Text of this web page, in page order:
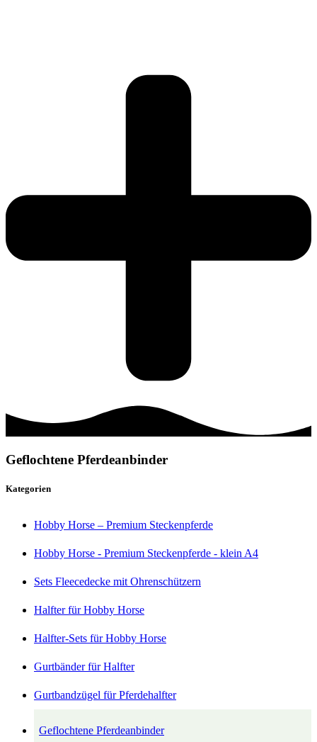
Geflochtene Pferdeanbinder
Kategorien
Hobby Horse – Premium Steckenpferde
Hobby Horse - Premium Steckenpferde - klein A4
Sets Fleecedecke mit Ohrenschützern
Halfter für Hobby Horse
Halfter-Sets für Hobby Horse
Gurtbänder für Halfter
Gurtbandzügel für Pferdehalfter
Geflochtene Pferdeanbinder